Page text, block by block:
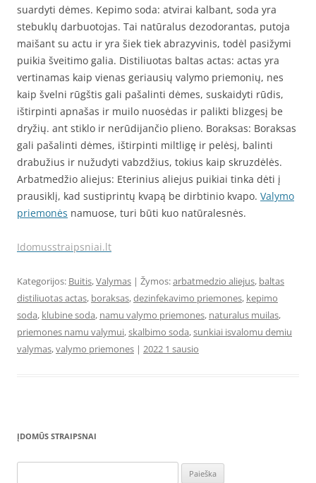
suardyti dėmes. Kepimo soda: atvirai kalbant, soda yra
stebuklų darbuotojas. Tai natūralus dezodorantas, putoja
maišant su actu ir yra šiek tiek abrazyvinis, todėl pasižymi
puikia šveitimo galia. Distiliuotas baltas actas: actas yra
vertinamas kaip vienas geriausių valymo priemonių, nes
kaip švelni rūgštis gali pašalinti dėmes, suskaidyti rūdis,
ištirpinti apnašas ir muilo nuosėdas ir palikti blizgesį be
dryžių. ant stiklo ir nerūdijančio plieno. Boraksas: Boraksas
gali pašalinti dėmes, ištirpinti miltligę ir pelėsį, balinti
drabužius ir nužudyti vabzdžius, tokius kaip skruzdėlės.
Arbatmedžio aliejus: Eterinius aliejus puikiai tinka dėti į
prausiklį, kad sustiprintų kvapą be dirbtinio kvapo. Valymo
priemonės namuose, turi būti kuo natūralesnės.
Idomusstraipsniai.lt
Kategorijos: Buitis,Valymas | Žymos:arbatmedzio aliejus, baltas
distiliuotas actas, boraksas,dezinfekavimo priemones, kepimo
soda, klubine soda, namu valymo priemones, naturalus muilas,
priemones namu valymui,skalbimo soda,sunkiai isvalomu demiu
valymas,valymo priemones | 2022 1 sausio
ĮDOMŪS STRAIPSNAI